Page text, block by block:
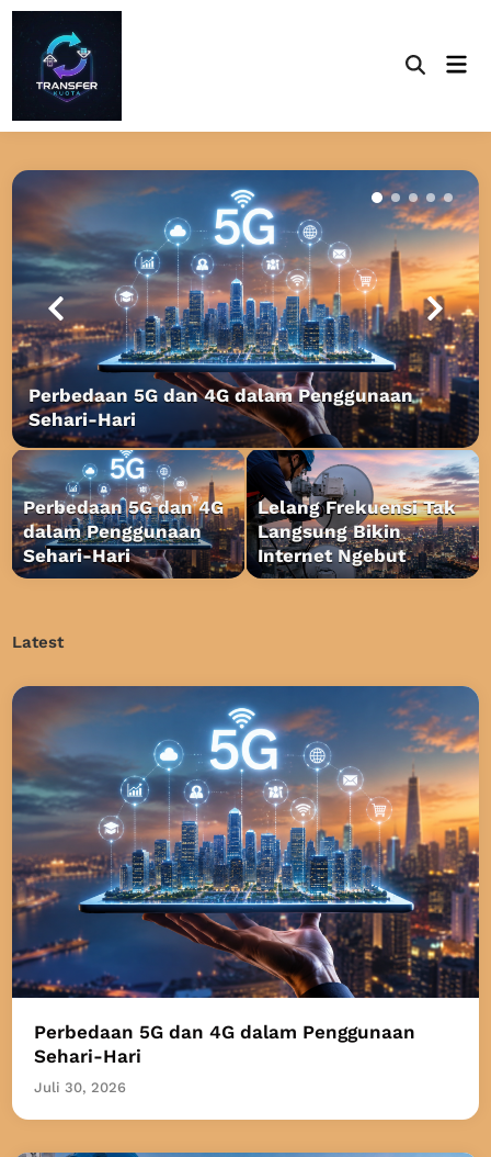
Skip
content
Open
Perbedaan 5G dan 4G dalam Penggunaan
Sehari-Hari
Perbedaan 5G dan 4G
dalam Penggunaan
Sehari-Hari
Lelang Frekuensi Tak
Langsung Bikin
Internet Ngebut
Latest
Perbedaan 5G dan 4G dalam Penggunaan
Sehari-Hari
Juli 30, 2026